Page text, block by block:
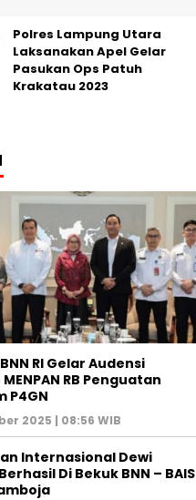
Polres Lampung Utara
Laksanakan Apel Gelar
Pasukan Ops Patuh
Krakatau 2023
RI Gelar Audensi
RB Penguatan
P4GN
2025 | 08:56 WIB
Internasional Dewi
Di Bekuk BNN – BAIS